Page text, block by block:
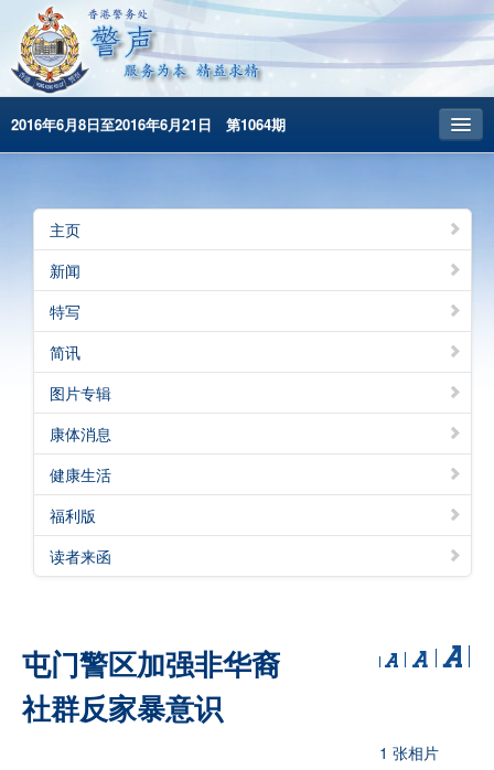
2016年6月8日至2016年6月21日 第1064期
昔日警声
警务处主页
繁體版
English
主页
新闻
特写
简讯
图片专辑
康体消息
健康生活
福利版
读者来函
屯门警区加强非华裔
社群反家暴意识
1 张相片